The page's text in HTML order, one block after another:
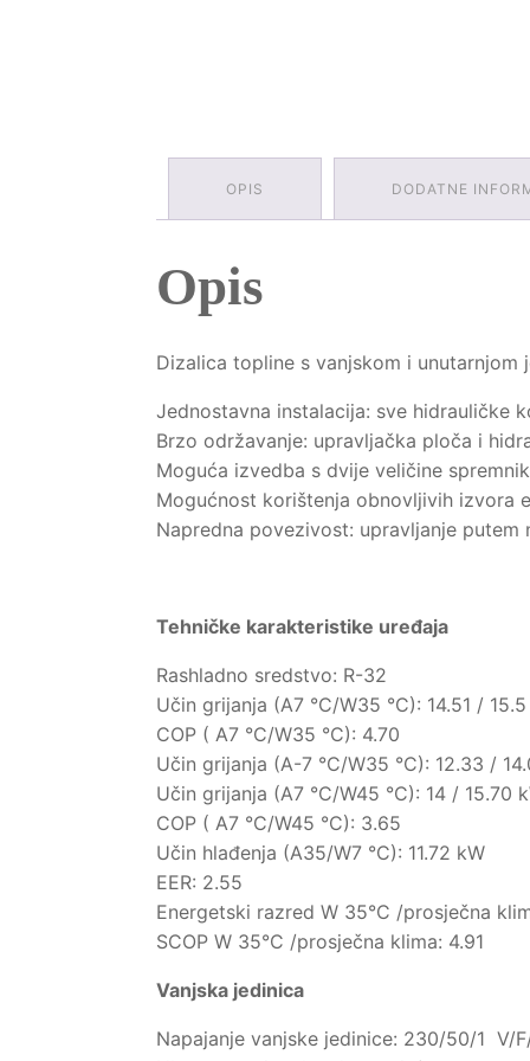
OPIS DODATNE
Opis
Dizalica topline s vanjskom i
Jednostavna instalacija: sve hidrauličke
Brzo održavanje: upravljačka ploča i
Moguća izvedba s dvije veličine
Mogućnost korištenja obnovljivih izvora
Napredna povezivost: upravljanje
Tehničke karakteristike uređaja
Rashladno sredstvo: R-32
Učin grijanja (A7 °C/W35 °C): 14.51 /
COP ( A7 °C/W35 °C): 4.70
Učin grijanja (A-7 °C/W35 °C): 12.33 /
Učin grijanja (A7 °C/W45 °C): 14 / 15.70
COP ( A7 °C/W45 °C): 3.65
Učin hlađenja (A35/W7 °C): 11.72 kW
EER: 2.55
Energetski razred W 35°C /prosječna
SCOP W 35°C /prosječna klima: 4.91
Vanjska jedinica
Napajanje vanjske jedinice: 230/50/1 V/